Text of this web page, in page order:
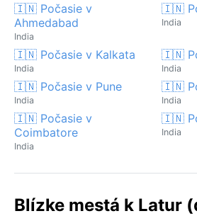
🇮🇳 Počasie v
Ahmedabad
India
🇮🇳
India
🇮🇳 Počasie v Kalkata
India
🇮🇳
India
🇮🇳 Počasie v Pune
India
🇮🇳
India
🇮🇳 Počasie v
Coimbatore
India
🇮🇳
India
Blízke mestá k Latur